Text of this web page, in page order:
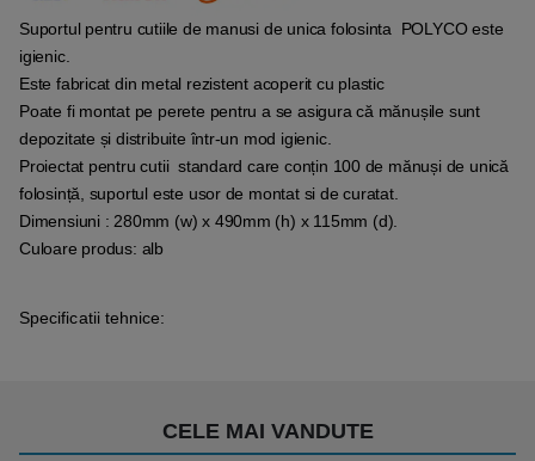
Suportul pentru cutiile de manusi de unica folosinta POLYCO este
igienic.
Este fabricat din metal rezistent acoperit cu plastic
Poate fi montat pe perete pentru a se asigura că mănușile sunt
depozitate și distribuite într-un mod igienic.
Proiectat pentru cutii standard care conțin 100 de mănuși de unică
folosință, suportul este usor de montat si de curatat.
Dimensiuni : 280mm (w) x 490mm (h) x 115mm (d).
Culoare produs: alb
Specificatii tehnice:
CELE MAI VANDUTE